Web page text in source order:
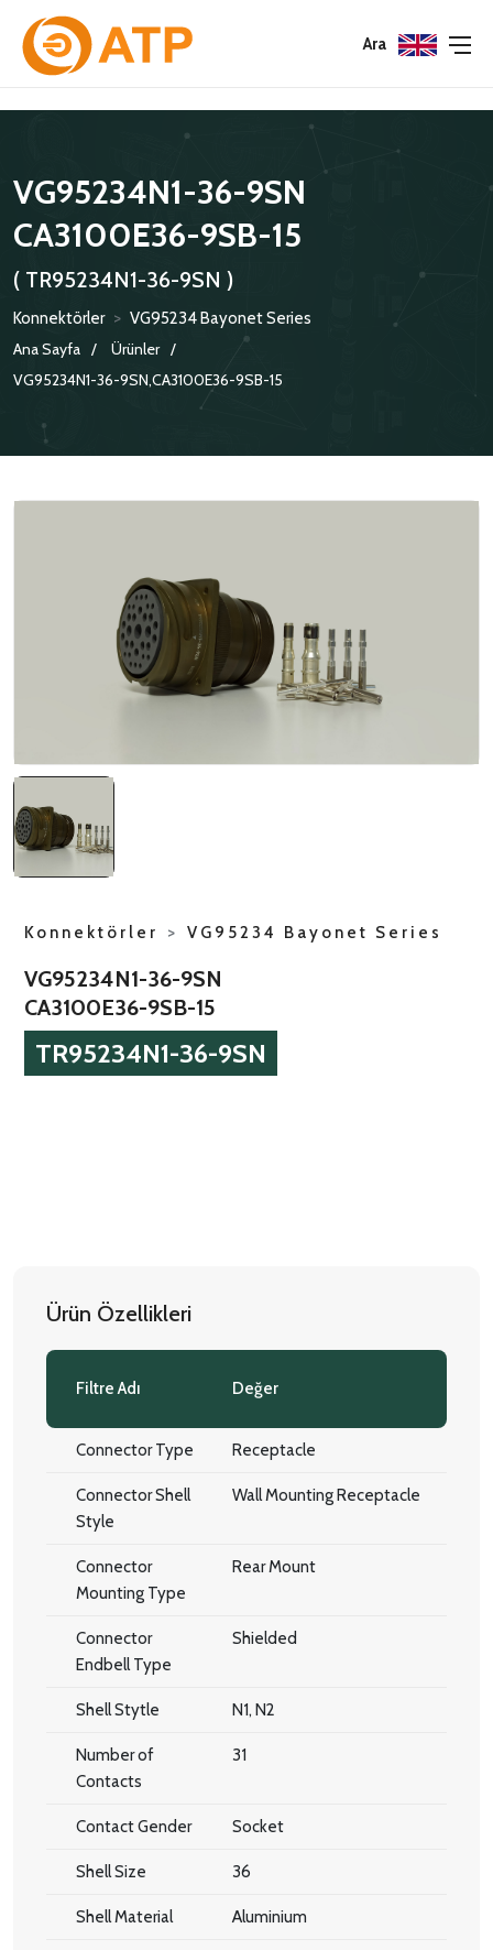
Ara
VG95234N1-36-9SN
CA3100E36-9SB-15
( TR95234N1-36-9SN )
Konnektörler > VG95234 Bayonet Series
Ana Sayfa
Ürünler
VG95234N1-36-9SN,CA3100E36-9SB-15
Konnektörler > VG95234 Bayonet Series
VG95234N1-36-9SN
CA3100E36-9SB-15
TR95234N1-36-9SN
Ürün Özellikleri
Filtre Adı Değer
Connector Type Receptacle
Connector Shell
Style
Wall Mounting Receptacle
Connector
Mounting Type
Rear Mount
Connector
Endbell Type
Shielded
Shell Stytle N1, N2
Number of
Contacts
31
Contact Gender Socket
Shell Size 36
Shell Material Aluminium
Menu
KATALOGLAR
SERTIFIKALAR
POLITIKALARIMIZ
Menu
ÇEVRE YÖNETIM POLITIKASI
BILGI GÜVENLIĞI POLITIKASI
Menu
KONNEKTÖRLER
ADAPTÖRLER
KORUMA KAPAKLARI
KRIMP KONTAKLAR
TERMINATION BAND